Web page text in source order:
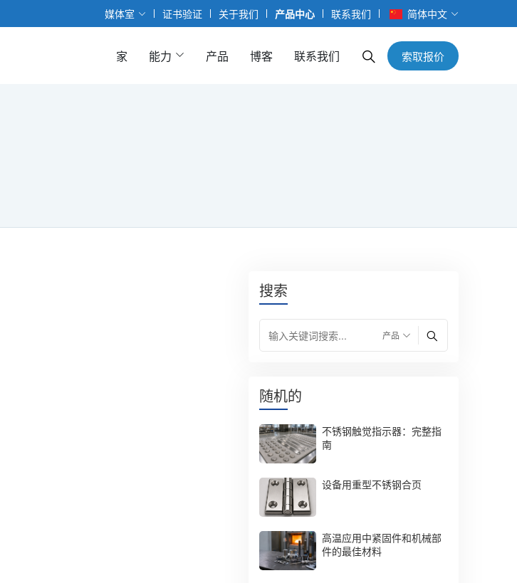
媒体室 证书验证 关于我们 产品中心 联系我们 简体中文
家 能力 产品 博客 联系我们 索取报价
搜索
随机的
不锈钢触觉指示器：完整指
南
设备用重型不锈钢合页
高温应用中紧固件和机械部
件的最佳材料